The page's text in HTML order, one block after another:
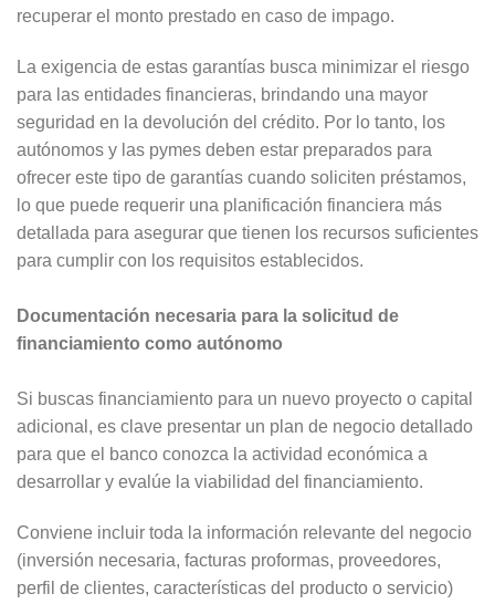
recuperar el monto prestado en caso de impago.
La exigencia de estas garantías busca minimizar el riesgo
para las entidades financieras, brindando una mayor
seguridad en la devolución del crédito. Por lo tanto, los
autónomos y las pymes deben estar preparados para
ofrecer este tipo de garantías cuando soliciten préstamos,
lo que puede requerir una planificación financiera más
detallada para asegurar que tienen los recursos suficientes
para cumplir con los requisitos establecidos.
Documentación necesaria para la solicitud de
financiamiento como autónomo
Si buscas financiamiento para un nuevo proyecto o capital
adicional, es clave presentar un plan de negocio detallado
para que el banco conozca la actividad económica a
desarrollar y evalúe la viabilidad del financiamiento.
Conviene incluir toda la información relevante del negocio
(inversión necesaria, facturas proformas, proveedores,
perfil de clientes, características del producto o servicio)